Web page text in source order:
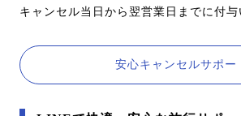
キャンセル当日から翌営業日までに付与
安心キャンセルサポー